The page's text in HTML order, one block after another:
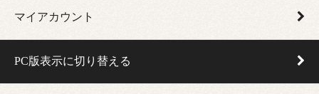
マイアカウント
PC版表示に切り替える